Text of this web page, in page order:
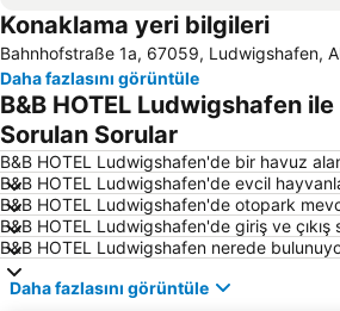
Heidelberg Sarayı
Akropolis
Gül
Old town of Heidelberg
Bahnhof
Kalmit
Rhein-Galerie Ludwigshafen
Bellamar
La Luna
Neuenheim
Rohrbach
Konaklama yeri bilgileri
Bahnhofstraße 1a, 67059, Ludwigshafen,
Daha fazlasını görüntüle
B&B HOTEL Ludwigshafen ile
Sorulan Sorular
B&B HOTEL Ludwigshafen'de bir havuz
B&B HOTEL Ludwigshafen'de evcil
B&B HOTEL Ludwigshafen'de otopark
B&B HOTEL Ludwigshafen'de giriş ve
B&B HOTEL Ludwigshafen nerede
Daha fazlasını görüntüle